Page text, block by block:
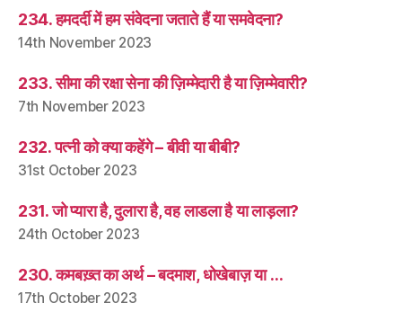
234. हमदर्दी में हम संवेदना जताते हैं या समवेदना?
14th November 2023
233. सीमा की रक्षा सेना की ज़िम्मेदारी है या ज़िम्मेवारी?
7th November 2023
232. पत्नी को क्या कहेंगे – बीवी या बीबी?
31st October 2023
231. जो प्यारा है, दुलारा है, वह लाडला है या लाड़ला?
24th October 2023
230. कमबख़्त का अर्थ – बदमाश, धोखेबाज़ या …
17th October 2023